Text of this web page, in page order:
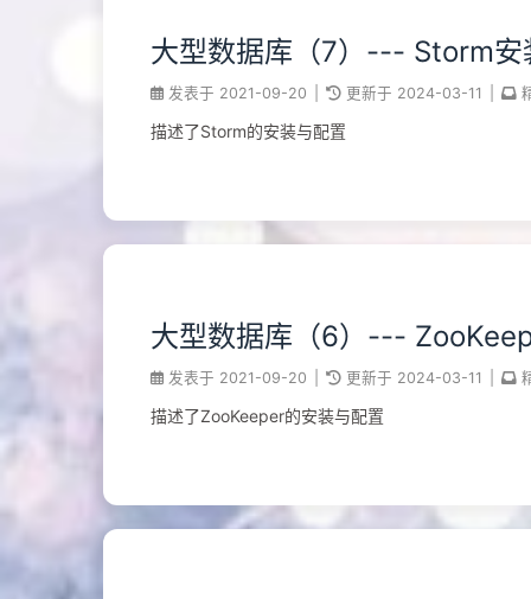
大型数据库（7）--- Storm安
发表于 2021-09-20 更新于 2024-03-11
描述了Storm的安装与配置
大型数据库（6）---
发表于 2021-09-20 更新于 2024-03-11
描述了ZooKeeper的安装与配置